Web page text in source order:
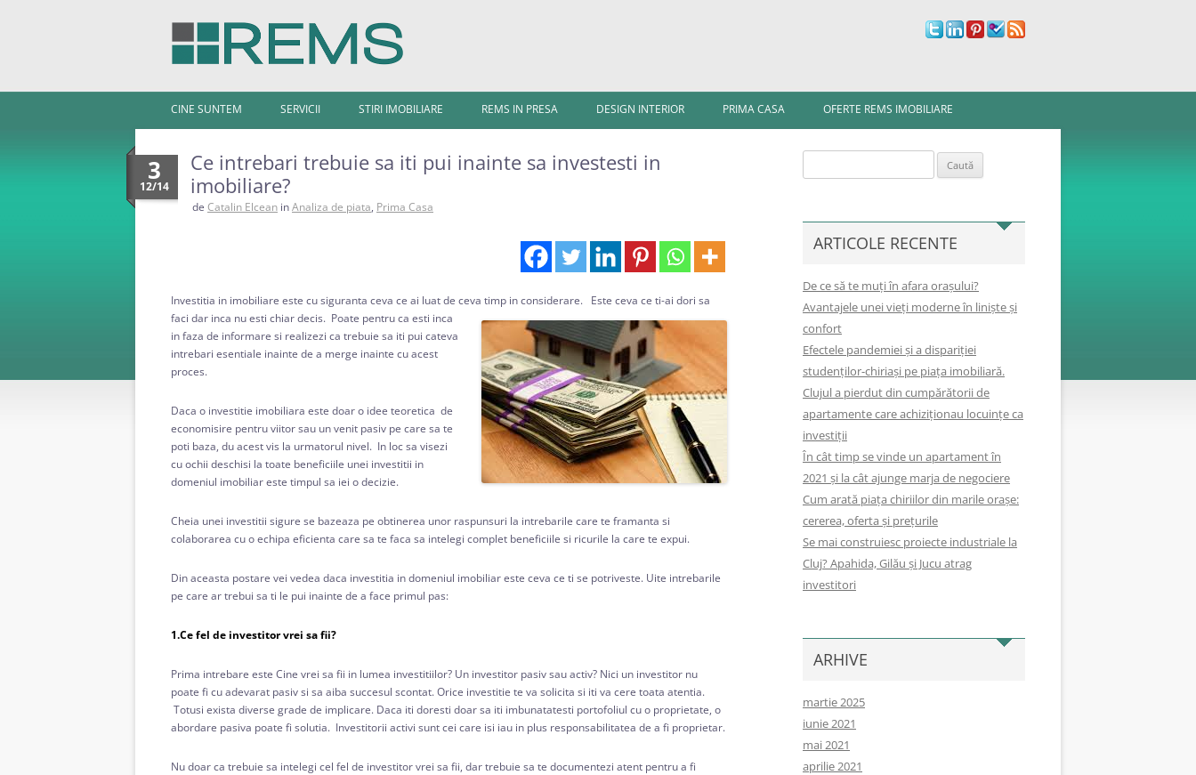
Sari
la
conținut
CINE SUNTEM SERVICII STIRI IMOBILIARE REMS IN PRESA DESIGN INTERIOR PRIMA CASA OFERTE REMS IMOBILIARE
3
12/14
Ce intrebari trebuie sa iti pui inainte sa investesti in
imobiliare?
de Catalin Elcean inAnaliza de piata, Prima Casa
Investitia in imobiliare este cu siguranta ceva ce ai luat de ceva timp in considerare. Este ceva ce ti-ai dori sa
faci dar inca nu esti chiar decis. Poate pentru ca esti inca
in faza de informare si realizezi ca trebuie sa iti pui cateva
intrebari esentiale inainte de a merge inainte cu acest
proces.
Daca o investitie imobiliara este doar o idee teoretica de
economisire pentru viitor sau un venit pasiv pe care sa te
poti baza, du acest vis la urmatorul nivel. In loc sa visezi
cu ochii deschisi la toate beneficiile unei investitii in
domeniul imobiliar este timpul sa iei o decizie.
Cheia unei investitii sigure se bazeaza pe obtinerea unor raspunsuri la intrebarile care te framanta si
colaborarea cu o echipa eficienta care sa te faca sa intelegi complet beneficiile si ricurile la care te expui.
Din aceasta postare vei vedea daca investitia in domeniul imobiliar este ceva ce ti se potriveste. Uite intrebarile
pe care ar trebui sa ti le pui inainte de a face primul pas:
1.Ce fel de investitor vrei sa fii?
Prima intrebare este Cine vrei sa fii in lumea investitiilor? Un investitor pasiv sau activ? Nici un investitor nu
poate fi cu adevarat pasiv si sa aiba succesul scontat. Orice investitie te va solicita si iti va cere toata atentia.
Totusi exista diverse grade de implicare. Daca iti doresti doar sa iti imbunatatesti portofoliul cu o proprietate, o
abordare pasiva poate fi solutia. Investitorii activi sunt cei care isi iau in plus responsabilitatea de a fi proprietar.
Nu doar ca trebuie sa intelegi cel fel de investitor vrei sa fii, dar trebuie sa te documentezi atent pentru a fi
după:
ARTICOLE RECENTE
De ce să te muți în afara orașului?
Avantajele unei vieți moderne în liniște și
confort
Efectele pandemiei și a dispariției
studenților-chiriași pe piața imobiliară.
Clujul a pierdut din cumpărătorii de
apartamente care achiziționau locuințe ca
investiții
În cât timp se vinde un apartament în
2021 și la cât ajunge marja de negociere
Cum arată piața chiriilor din marile orașe:
cererea, oferta și prețurile
Se mai construiesc proiecte industriale la
Cluj? Apahida, Gilău și Jucu atrag
investitori
ARHIVE
martie 2025
iunie 2021
mai 2021
aprilie 2021